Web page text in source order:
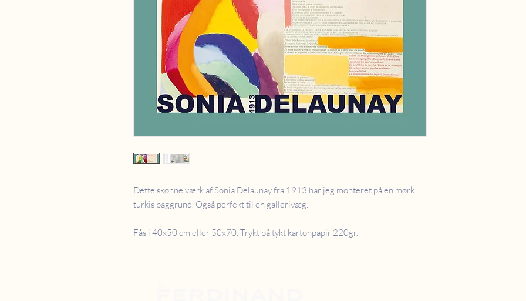
Dette skønne værk af Sonia Delaunay fra 1913 har jeg monteret på en mørk
turkis baggrund. Også perfekt til en gallerivæg.
Fås i 40x50 cm eller 50x70. Trykt på tykt kartonpapir 220gr.